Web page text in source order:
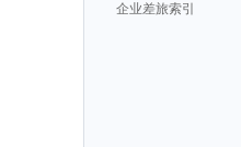
企业差旅索引